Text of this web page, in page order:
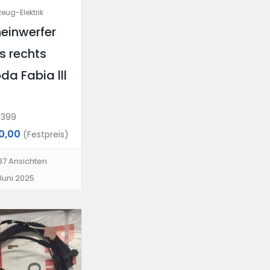
Elektrik
rechts
Fabia lll
(Festpreis)
Ansichten
2025